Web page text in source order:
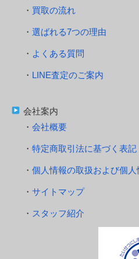
買取の流れ
選ばれる7つの理由
よくある質問
LINE査定のご案内
会社案内
会社概要
特定商取引法に基づく表記
個人情報の取扱および個
サイトマップ
スタッフ紹介